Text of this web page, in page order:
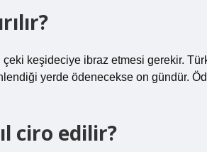
keşideciye ibraz etmesi gerekir.
yerde ödenecekse on gündür.
ciro edilir?